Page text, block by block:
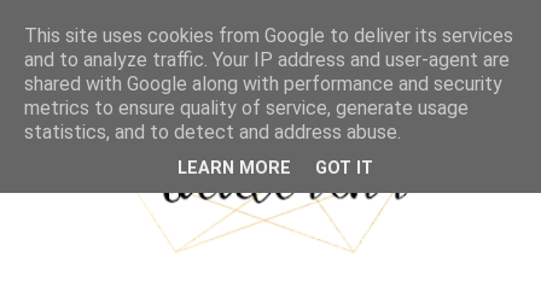
This site uses cookies from Google to deliver its services
and to analyze traffic. Your IP address and user-agent are
shared with Google along with performance and security
metrics to ensure quality of service, generate usage
statistics, and to detect and address abuse.
LEARN MORE GOT IT